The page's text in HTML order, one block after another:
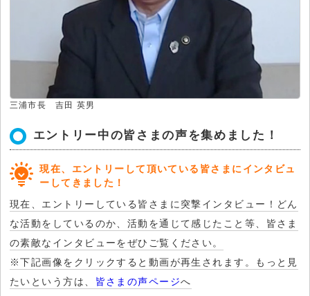
三浦市長 吉田 英男
エントリー中の皆さまの声を集めました！
現在、エントリーして頂いている皆さまにインタビュ
ーしてきました！
現在、エントリーしている皆さまに突撃インタビュー！どん
な活動をしているのか、活動を通じて感じたこと等、皆さま
の素敵なインタビューをぜひご覧ください。
※下記画像をクリックすると動画が再生されます。もっと見
たいという方は、 皆さまの声ページへ